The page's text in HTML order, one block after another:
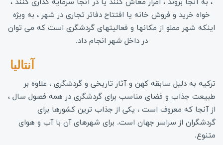
خواه خرید و فروش خانه یا افتتاح دفاتر تجاری در شهر ، به ویژه
اینکه شهر مملو از مکانها و فعالیتهای گردشگری است که می توان
در داخل شهر انجام داد.
آنتالیا
ترکیه به دلیل سابقه کهن و آثار تاریخی و گردشگری ، علاوه بر
طبیعت جذاب و فضای مناسب برای گردشگری در همه فصول سال ،
از آنجا که معروف است ، یکی از جذاب ترین کشورها برای
گردشگران از سراسر جهان است. برای شهرهای آن با آب و هوای
متنوع.